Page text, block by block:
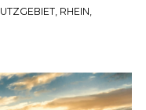
, RHEIN,